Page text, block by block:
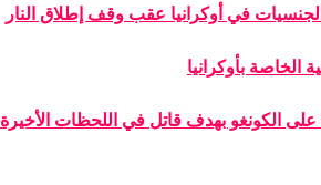
في أوكرانيا عقب وقف إطلاق النار
الخاصة بأوكرانيا
على الكونغو بهدف قاتل في اللحظات الأخيرة